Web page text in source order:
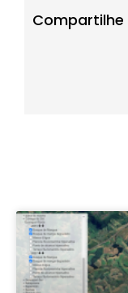
Compartilhe